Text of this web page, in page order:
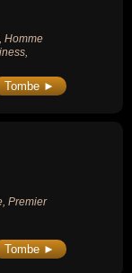
Homme
Tombe ►
Premier
Tombe ►